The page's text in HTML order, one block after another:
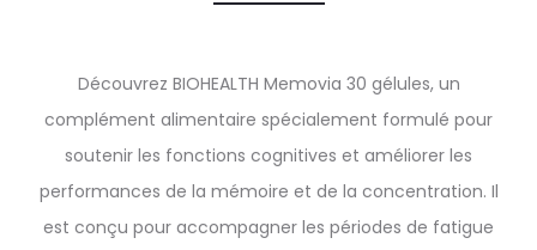
Découvrez BIOHEALTH Memovia 30 gélules, un
complément alimentaire spécialement formulé pour
soutenir les fonctions cognitives et améliorer les
performances de la mémoire et de la concentration. Il
est conçu pour accompagner les périodes de fatigue